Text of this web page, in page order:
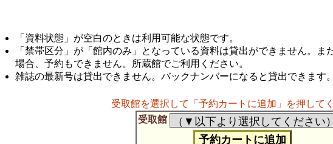
「資料状態」が空白のときは利用可能な状態です。
「禁帯区分」が「館内のみ」となっている資料は貸出ができません。ま
場合、予約もできません。所蔵館でご利用ください。
雑誌の最新号は貸出できません。バックナンバーになると貸出できます。
受取館を選択して「予約カートに追加」を押してく
受取館